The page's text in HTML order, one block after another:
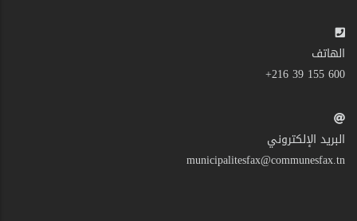
الهاتف
600 155 39 216+
البريد الإلكتروني
municipalitesfax@communesfax.tn